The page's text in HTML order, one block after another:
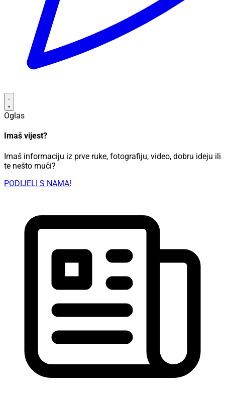
Oglas
Imaš vijest?
Imaš informaciju iz prve ruke, fotografiju, video, dobru ideju ili
te nešto muči?
PODIJELI S NAMA!